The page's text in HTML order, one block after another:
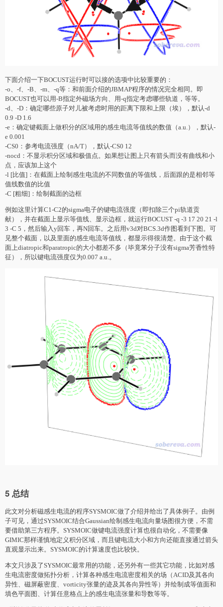
下面介绍一下BOCUST运行时可以接的选项中比较重要的：
-o、-f、-B、-m、-q等：和前面介绍的JBMAP程序的情况完全相同。即
BOCUST也可以用-B指定外磁场方向、用-q指定考虑哪些轨道，等等。
-d、-D：确定哪些原子对儿被考虑时用的距离下限和上限（埃），默认-d
0.9 -D 1.6
-e：确定键截面上做积分的区域用的感生电流等值线的数值（a.u.），默认-
e 0.001
-CS0：参考电流强度（nA/T），默认-CS0 12
-nocd：不显示积分区域和极值点。如果想让图上只有箭头而没有曲线和小
点，应该加上这个
-l [比值]：在截面上绘制感生电流的不同数值的等值线，后面跟的是相邻等
值线数值的比值
-C [粗细]：绘制截面的边框
例如这里计算C1-C2的sigma电子的键电流强度（即扣除三个pi轨道贡
献），并在截面上显示等值线、显示边框，就运行BOCUST -q -3 17 20 21 -l
3 -C 5，然后输入y回车，再N回车。之后用v3d对BCS.3d作图看到下图。可
见整个截面，以及里面的感生电流等值线，都显示得很清楚。由于这个截
面上diatropic和paratropic的大小都差不多（毕竟苯分子没有sigma芳香性特
征），所以键电流强度仅为0.007 a.u.。
5 总结
此文对分析磁感生电流的程序SYSMOIC做了介绍并给出了具体例子。由例
子可见，通过SYSMOIC结合Gaussian绘制感生电流向量场图很方便，不需
要借助第三方程序。SYSMOIC做键电流强度计算也很自动化，不需要像
GIMIC那样谨慎地定义积分区域，而且键电流大小和方向还能直接通过箭头
直观显示出来。SYSMOIC的计算速度也比较快。
本文只涉及了SYSMOIC最常用的功能，还另外有一些其它功能，比如对感
生电流密度做拓扑分析，计算各种感生电流密度相关的场（ACID及其各向
异性、磁屏蔽密度、vorticity张量的迹及其各向异性等）并绘制成等值面和
填色平面图、计算任意格点上的感生电流张量和导数等等。